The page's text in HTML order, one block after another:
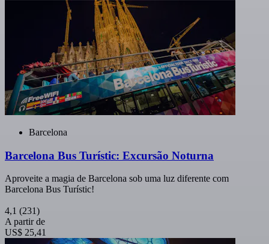
Barcelona
Barcelona Bus Turístic: Excursão Noturna
Aproveite a magia de Barcelona sob uma luz diferente com
Barcelona Bus Turístic!
4,1 (231)
A partir de
US$ 25,41